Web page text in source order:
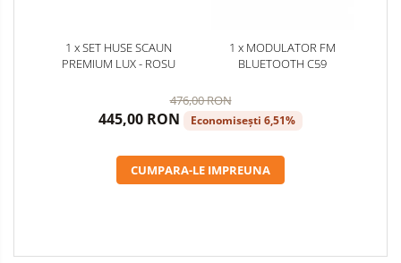
1 x SET HUSE SCAUN
PREMIUM LUX - ROSU
1 x MODULATOR FM
BLUETOOTH C59
476,00 RON
445,00 RON Economisești 6,51%
CUMPARA-LE IMPREUNA